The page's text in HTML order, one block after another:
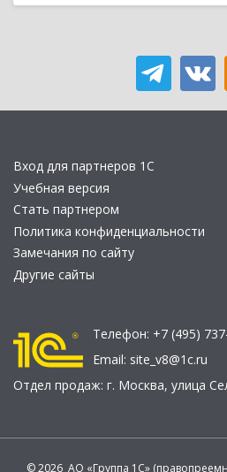
Вход для партнеров 1С
Учебная версия
Стать партнером
Политика конфиденциальности
Замечания по сайту
Другие сайты
Телефон: +7 (495)
Email: site_v8@1c.ru
Отдел продаж: г. Москва, улица
© 2026 АО «Группа 1С»